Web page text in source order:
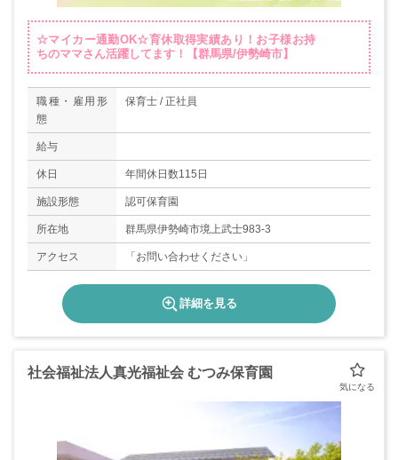
☆マイカー通勤OK☆育休取得実績あり！お子様お持
ちのママさん活躍してます！【群馬県/伊勢崎市】
職種・雇用形
態
保育士 / 正社員
給与
休日 年間休日数115日
施設形態 認可保育園
所在地 群馬県伊勢崎市境上武士983-3
アクセス 「お問い合わせください」
詳細を見る
社会福祉法人真光福祉会 むつみ保育園